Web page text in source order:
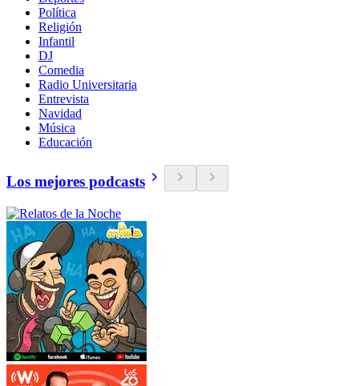
Política
Religión
Infantil
DJ
Comedia
Radio Universitaria
Entrevista
Navidad
Música
Educación
Los mejores podcasts